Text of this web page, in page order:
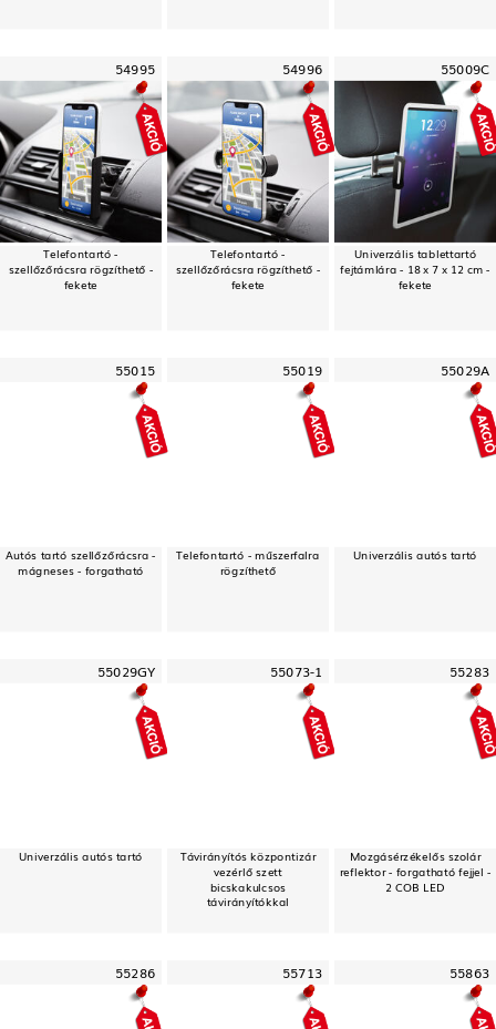
54995
Telefontartó -
szellőzőrácsra rögzíthető -
fekete
54996
Telefontartó -
szellőzőrácsra rögzíthető -
fekete
55009C
Univerzális tablettartó
fejtámlára - 18 x 7 x 12 cm -
fekete
55015
Autós tartó szellőzőrácsra -
mágneses - forgatható
55019
Telefontartó - műszerfalra
rögzíthető
55029A
Univerzális autós tartó
55029GY
Univerzális autós tartó
55073-1
Távirányítós központizár
vezérlő szett
bicskakulcsos
távirányítókkal
55283
Mozgásérzékelős szolár
reflektor - forgatható fejjel -
2 COB LED
55286 55713 55863